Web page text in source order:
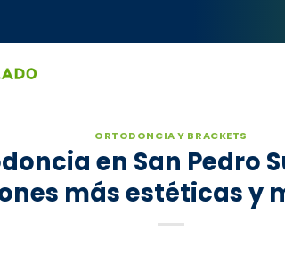
ORTODONCIA Y BRACKETS
en San Pedro
más estéticas y